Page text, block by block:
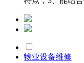
物业设备维修